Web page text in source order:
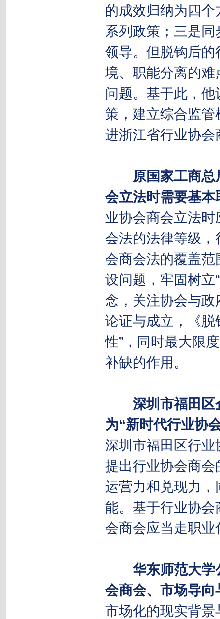
的成效归纳为四
系列政策；三是
领导。但脱钩后
境、职能分离的
问题。基于此，
策，建立综合监
进浙江省行业协会
原国家工商
会立法时需要基
业协会商会立法
会法的法律等级
会商会法的覆盖范
设问题，牢固树立
念，关注协会与
论证与成立，《脱
性”，同时最大限
补缺的作用。
深圳市福田区
为“新时代行业协
深圳市福田区行
提出行业协会商
运营力和兑现力
能。基于行业协
会商会应当走职
华东师范大学
会商会、市场导向
市场化的现实背